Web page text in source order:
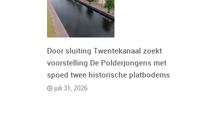
Door sluiting Twentekanaal zoekt
voorstelling De Polderjongens met
spoed twee historische platbodems
juli 31, 2026